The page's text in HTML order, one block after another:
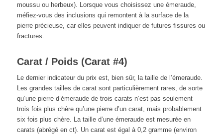
moussu ou herbeux). Lorsque vous choisissez une émeraude,
méfiez-vous des inclusions qui remontent à la surface de la
pierre précieuse, car elles peuvent indiquer de futures fissures ou
fractures.
Carat / Poids (Carat #4)
Le dernier indicateur du prix est, bien sûr, la taille de l’émeraude.
Les grandes tailles de carat sont particulièrement rares, de sorte
qu’une pierre d’émeraude de trois carats n’est pas seulement
trois fois plus chère qu’une pierre d’un carat, mais probablement
six fois plus chère. La taille d’une émeraude est mesurée en
carats (abrégé en ct). Un carat est égal à 0,2 gramme (environ